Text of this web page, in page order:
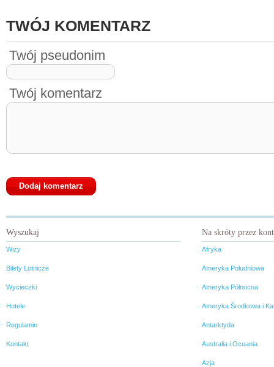
TWÓJ KOMENTARZ
Twój pseudonim
Twój komentarz
Wyszukaj
Wizy
Bilety Lotnicze
Wycieczki
Hotele
Regulamin
Kontakt
Na skróty przez
Afryka
Ameryka Południowa
Ameryka Północna
Ameryka Środkowa i
Antarktyda
Australia i Oceania
Azja